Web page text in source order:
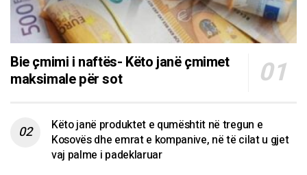
Bie çmimi i naftës- Këto janë çmimet
maksimale për sot
Këto janë produktet e qumështit në tregun e
Kosovës dhe emrat e kompanive, në të cilat u gjet
vaj palme i padeklaruar